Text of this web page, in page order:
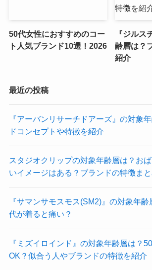
50代女性におすすめのコー
ト人気ブランド10選！2026
『ジルス
齢層は？
紹介
最近の投稿
『アーバンリサーチドアーズ』の対象
ドコンセプトや特徴を紹介
スタジオクリップの対象年齢層は？お
いイメージはある？ブランドの特徴ま
『サマンサモスモス(SM2)』の対象年
代が着ると痛い？
『ミズイロインド』の対象年齢層は？
OK？似合う人やブランドの特徴を紹介